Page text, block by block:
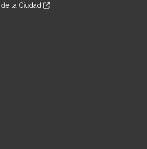
la Ciudad